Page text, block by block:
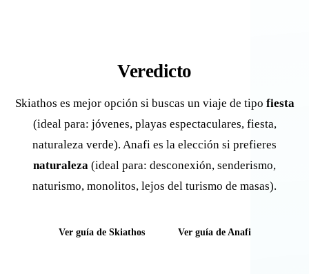
Veredicto
Skiathos es mejor opción si buscas un viaje de tipo fiesta
(ideal para: jóvenes, playas espectaculares, fiesta,
naturaleza verde). Anafi es la elección si prefieres
naturaleza (ideal para: desconexión, senderismo,
naturismo, monolitos, lejos del turismo de masas).
Ver guía de Skiathos Ver guía de Anafi